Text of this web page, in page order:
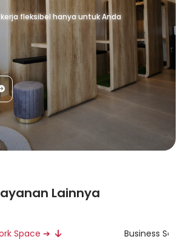
fleksibel hanya untuk Anda
Lainnya
Space ➔ Business